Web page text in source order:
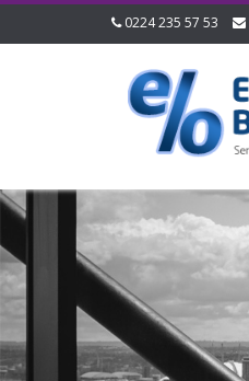
0224 235 57 53